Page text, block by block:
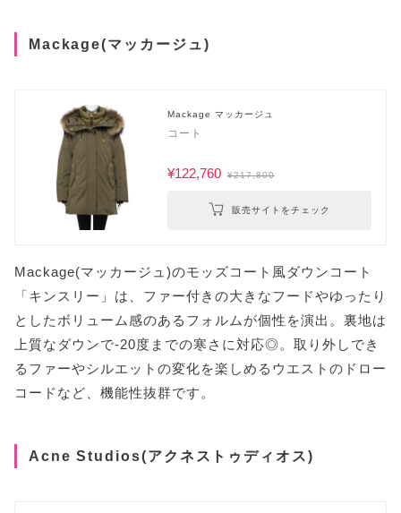
Mackage(マッカージュ)
Mackage マッカージュ
コート
¥122,760 ¥217,800
販売サイトをチェック
Mackage(マッカージュ)のモッズコート風ダウンコート
「キンスリー」は、ファー付きの大きなフードやゆったり
としたボリューム感のあるフォルムが個性を演出。裏地は
上質なダウンで-20度までの寒さに対応◎。取り外しでき
るファーやシルエットの変化を楽しめるウエストのドロー
コードなど、機能性抜群です。
Acne Studios(アクネストゥディオス)